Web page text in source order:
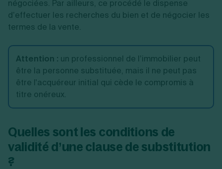
négociées. Par ailleurs, ce procédé le dispense
d’effectuer les recherches du bien et de négocier les
termes de la vente.
Attention : un professionnel de l’immobilier peut
être la personne substituée, mais il ne peut pas
être l'acquéreur initial qui cède le compromis à
titre onéreux.
Quelles sont les conditions de
validité d’une clause de substitution
?